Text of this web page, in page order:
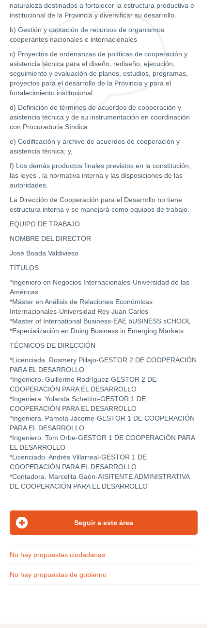
naturaleza destinados a fortalecer la estructura productiva e
institucional de la Provincia y diversificar su desarrollo.
b) Gestión y captación de recursos de organismos
cooperantes nacionales e internacionales
c) Proyectos de ordenanzas de políticas de cooperación y
asistencia técnica para el diseño, rediseño, ejecución,
seguimiento y evaluación de planes, estudios, programas,
proyectos para el desarrollo de la Provincia y para el
fortalecimiento institucional.
d) Definición de términos de acuerdos de cooperación y
asistencia técnica y de su instrumentación en coordinación
con Procuraduría Síndica.
e) Codificación y archivo de acuerdos de cooperación y
asistencia técnica; y,
f) Los demás productos finales previstos en la constitución,
las leyes , la normativa interna y las disposiciones de las
autoridades.
La Dirección de Cooperación para el Desarrollo no tiene
estructura interna y se manejará como equipos de trabajo.
EQUIPO DE TRABAJO
NOMBRE DEL DIRECTOR
José Boada Valdivieso
TÍTULOS
*Ingeniero en Negocios Internacionales-Universidad de las
Américas
*Máster en Análisis de Relaciones Económicas
Internacionales-Universidad Rey Juan Carlos
*Master of International Business-EAE bUSINESS sCHOOL
*Especialización en Doing Business in Emerging Markets
TÉCNICOS DE DIRECCIÓN
*Licenciada. Rosmery Pillajo-GESTOR 2 DE COOPERACIÓN
PARA EL DESARROLLO
*Ingeniero. Guillermo Rodríguez-GESTOR 2 DE
COOPERACIÓN PARA EL DESARROLLO
*Ingeniera. Yolanda Schettini-GESTOR 1 DE
COOPERACIÓN PARA EL DESARROLLO
*Ingeniera. Pamela Jácome-GESTOR 1 DE COOPERACIÓN
PARA EL DESARROLLO
*Ingeniero. Tom Orbe-GESTOR 1 DE COOPERACIÓN PARA
EL DESARROLLO
*Licenciado. Andrés Villarreal-GESTOR 1 DE
COOPERACIÓN PARA EL DESARROLLO
*Contadora. Marcelita Gaón-AISITENTE ADMINISTRATIVA
DE COOPERACIÓN PARA EL DESARROLLO
No hay propuestas ciudadanas
No hay propuestas de gobierno